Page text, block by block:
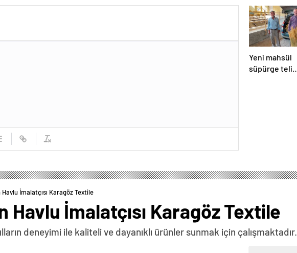
Yeni mahsül
süpürge teli
Havlu İmalatçısı Karagöz Textile
Havlu İmalatçısı Karagöz Textile
deneyimi ile kaliteli ve dayanıklı ürünler sunmak için çalışmaktadır.